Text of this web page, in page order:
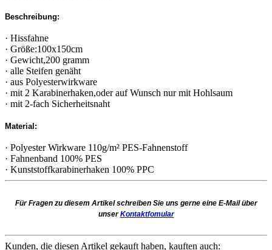
Beschreibung:
· Hissfahne
· Größe:100x150cm
· Gewicht,200 gramm
· alle Steifen genäht
· aus Polyesterwirkware
· mit 2 Karabinerhaken,oder auf Wunsch nur mit Hohlsaum
· mit 2-fach Sicherheitsnaht
Material:
· Polyester Wirkware 110g/m² PES-Fahnenstoff
· Fahnenband 100% PES
· Kunststoffkarabinerhaken 100% PPC
Für Fragen zu diesem Artikel schreiben Sie uns gerne eine E-Mail über
unserKontaktfomular
Kunden, die diesen Artikel gekauft haben, kauften auch: